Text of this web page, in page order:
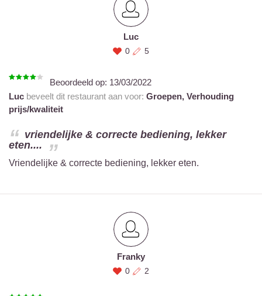
Luc
0 5
Beoordeeld op: 13/03/2022
Luc beveelt dit restaurant aan voor: Groepen, Verhouding
prijs/kwaliteit
vriendelijke & correcte bediening, lekker
eten....
Vriendelijke & correcte bediening, lekker eten.
Franky
0 2